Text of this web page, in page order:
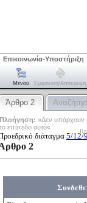
Επικοινωνία-Υποστήριξη
Μενού Εμφάνιση/απόκρυψη
Άρθρο 2